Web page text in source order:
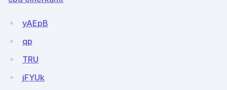
yAEpB
qp
TRU
jFYUk